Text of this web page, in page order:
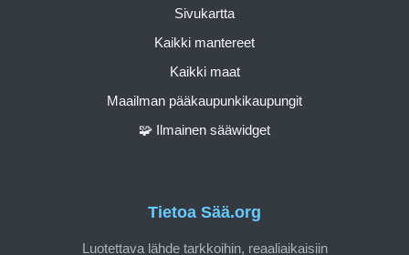
Tietoa Sää.org
Luotettava lähde tarkkoihin, reaaliaikaisiin
Sivukartta
Kaikki mantereet
Kaikki maat
Maailman pääkaupunkikaupungit
🧩 Ilmainen sääwidget